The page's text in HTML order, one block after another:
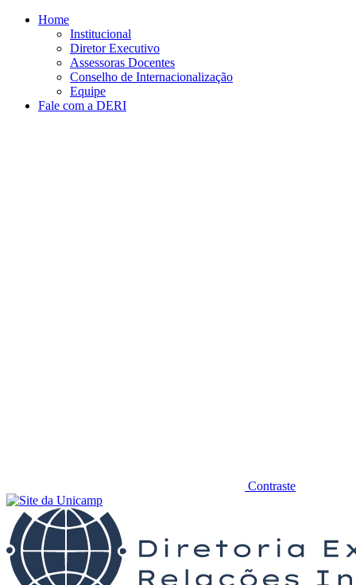
Conteúdo principal
Home
Institucional
Diretor Executivo
Assessoras Docentes
Conselho de Internacionalização
Equipe
Fale com a DERI
Contraste